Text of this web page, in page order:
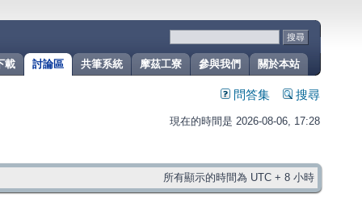
關於本站
參與我們
摩茲工寮
共筆系統
討論區
載
問答集 搜尋
現在的時間是 2026-08-06, 17:28
所有顯示的時間為 UTC + 8 小時